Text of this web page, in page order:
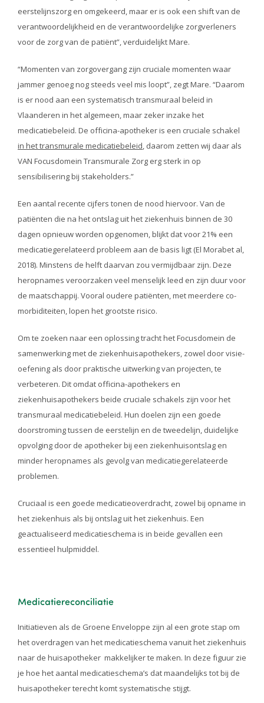
eerstelijnszorg en omgekeerd, maar er is ook een shift van de
verantwoordelijkheid en de verantwoordelijke zorgverleners
voor de zorg van de patiënt”, verduidelijkt Mare.
“Momenten van zorgovergang zijn cruciale momenten waar
jammer genoeg nog steeds veel mis loopt”, zegt Mare. “Daarom
is er nood aan een systematisch transmuraal beleid in
Vlaanderen in het algemeen, maar zeker inzake het
medicatiebeleid. De officina-apotheker is een cruciale schakel
in het transmurale medicatiebeleid, daarom zetten wij daar als
VAN Focusdomein Transmurale Zorg erg sterk in op
sensibilisering bij stakeholders.”
Een aantal recente cijfers tonen de nood hiervoor. Van de
patiënten die na het ontslag uit het ziekenhuis binnen de 30
dagen opnieuw worden opgenomen, blijkt dat voor 21% een
medicatiegerelateerd probleem aan de basis ligt (El Morabet al,
2018). Minstens de helft daarvan zou vermijdbaar zijn. Deze
heropnames veroorzaken veel menselijk leed en zijn duur voor
de maatschappij. Vooral oudere patiënten, met meerdere co-
morbiditeiten, lopen het grootste risico.
Om te zoeken naar een oplossing tracht het Focusdomein de
samenwerking met de ziekenhuisapothekers, zowel door visie-
oefening als door praktische uitwerking van projecten, te
verbeteren. Dit omdat officina-apothekers en
ziekenhuisapothekers beide cruciale schakels zijn voor het
transmuraal medicatiebeleid. Hun doelen zijn een goede
doorstroming tussen de eerstelijn en de tweedelijn, duidelijke
opvolging door de apotheker bij een ziekenhuisontslag en
minder heropnames als gevolg van medicatiegerelateerde
problemen.
Cruciaal is een goede medicatieoverdracht, zowel bij opname in
het ziekenhuis als bij ontslag uit het ziekenhuis. Een
geactualiseerd medicatieschema is in beide gevallen een
essentieel hulpmiddel.
Medicatiereconciliatie
Initiatieven als de Groene Enveloppe zijn al een grote stap om
het overdragen van het medicatieschema vanuit het ziekenhuis
naar de huisapotheker makkelijker te maken. In deze figuur zie
je hoe het aantal medicatieschema’s dat maandelijks tot bij de
huisapotheker terecht komt systematische stijgt.